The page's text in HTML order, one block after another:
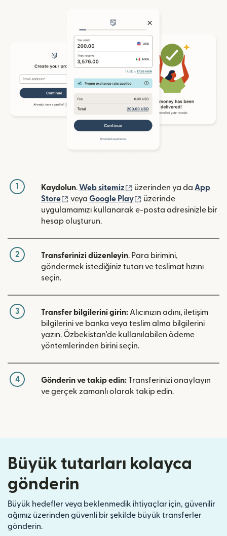
1 Kaydolun.Web sitemiz (yeni pencerede açılır)
üzerinden ya da App
Store
(yeni pencerede açılır)
veya Google Play (yeni pencerede açılır)
üzerinde
uygulamamızı kullanarak e-posta adresinizle bir
hesap oluşturun.
2 Transferinizi düzenleyin. Para birimini,
göndermek istediğiniz tutarı ve teslimat hızını
seçin.
3 Transfer bilgilerini girin: Alıcınızın adını, iletişim
bilgilerini ve banka veya teslim alma bilgilerini
yazın. Özbekistan'de kullanılabilen ödeme
yöntemlerinden birini seçin.
4 Gönderin ve takip edin: Transferinizi onaylayın
ve gerçek zamanlı olarak takip edin.
Büyük tutarları kolayca
gönderin
Büyük hedefler veya beklenmedik ihtiyaçlar için, güvenilir
ağımız üzerinden güvenli bir şekilde büyük transferler
gönderin.